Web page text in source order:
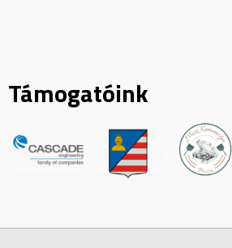
Támogatóink